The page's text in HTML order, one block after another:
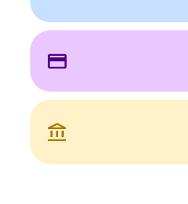
payment
account_balance